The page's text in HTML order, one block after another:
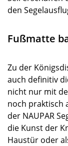
den
Fußmatte
Zu der
auch definitiv
nicht nur mit
noch praktisch
der NAUPAR
die Kunst der
Haustür oder